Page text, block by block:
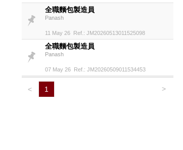
全職麵包製造員
Panash
11 May 26 Ref.: JM20260513011525098
全職麵包製造員
Panash
07 May 26 Ref.: JM20260509011534453
< 1 >